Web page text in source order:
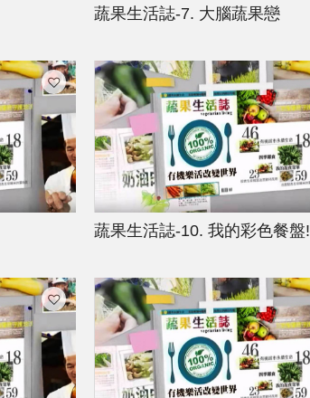
蔬果生活誌-7. 大腦蔬果戀
蔬果生活誌-10. 我的彩色餐盤!